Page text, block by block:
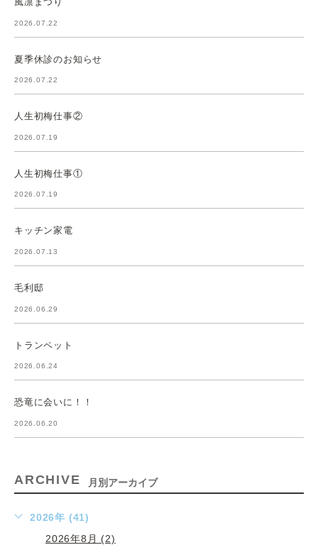
2026.07.22
夏季休診のお知らせ
2026.07.22
人生初梅仕事②
2026.07.19
人生初梅仕事①
2026.07.19
キッチン家電
2026.07.13
毛利邸
2026.06.29
トランペット
2026.06.24
恐竜に会いに！！
2026.06.20
ARCHIVE 月別アーカイブ
2026年 (41)
2026年8月 (2)